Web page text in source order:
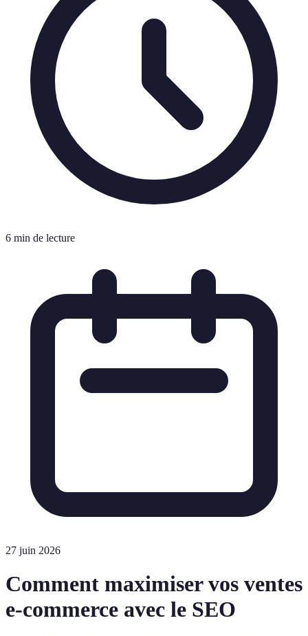
6 min de lecture
27 juin 2026
Comment maximiser vos ventes
e-commerce avec le SEO